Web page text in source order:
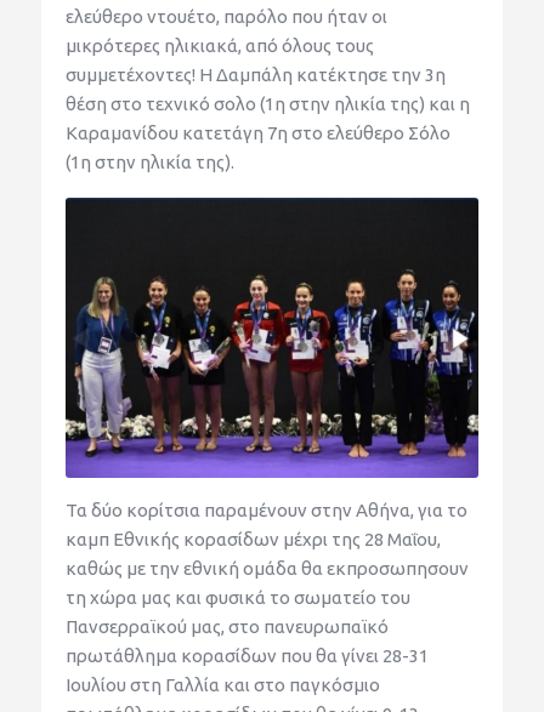
ελεύθερο ντουέτο, παρόλο που ήταν οι
μικρότερες ηλικιακά, από όλους τους
συμμετέχοντες! Η Δαμπάλη κατέκτησε την 3η
θέση στο τεχνικό σολο (1η στην ηλικία της) και η
Καραμανίδου κατετάγη 7η στο ελεύθερο Σόλο
(1η στην ηλικία της).
Τα δύο κορίτσια παραμένουν στην Αθήνα, για το
καμπ Εθνικής κορασίδων μέχρι της 28 Μαΐου,
καθώς με την εθνική ομάδα θα εκπροσωπησουν
τη χώρα μας και φυσικά το σωματείο του
Πανσερραϊκού μας, στο πανευρωπαϊκό
πρωτάθλημα κορασίδων που θα γίνει 28-31
Ιουλίου στη Γαλλία και στο παγκόσμιο